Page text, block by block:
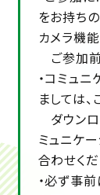
をお持ち
カメラ機
ご参加
・コミュ
ましては
ダウン
ミュニケ
合わせくだ
・必ず事